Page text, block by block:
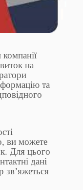
на
та
ви можете
Для цього
дані
зв’яжеться